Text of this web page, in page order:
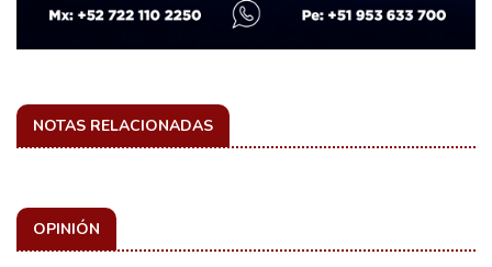
NOTAS RELACIONADAS
OPINIÓN